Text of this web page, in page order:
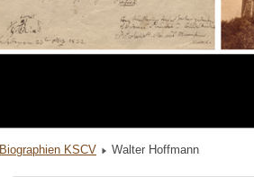
Biographien KSCV Walter Hoffmann